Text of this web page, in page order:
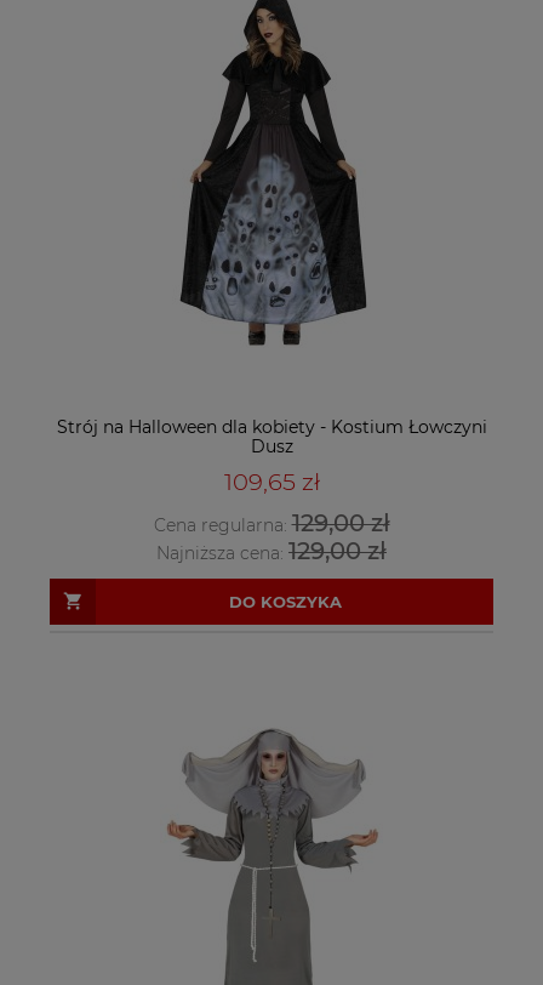
Strój na Halloween dla kobiety - Kostium Łowczyni
Dusz
109,65 zł
Cena regularna:129,00 zł
Najniższa cena: 129,00 zł
DO KOSZYKA